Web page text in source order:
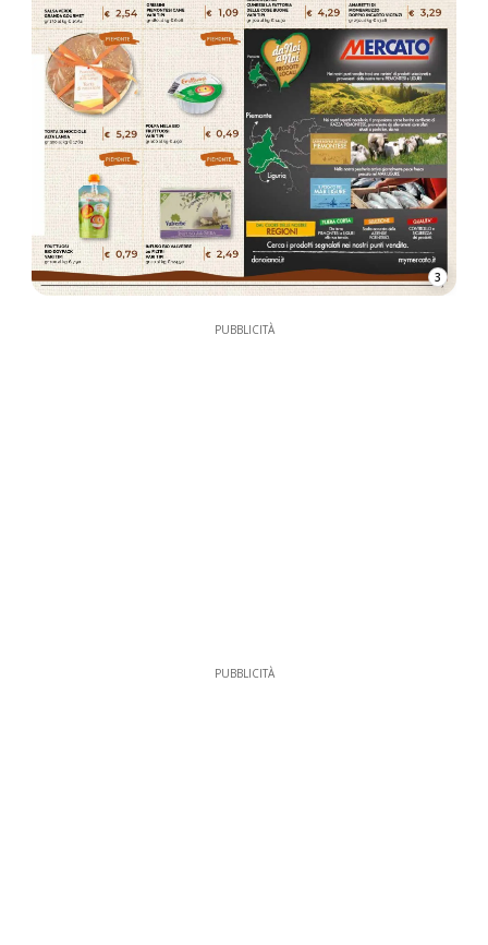
3
PUBBLICITÀ
PUBBLICITÀ